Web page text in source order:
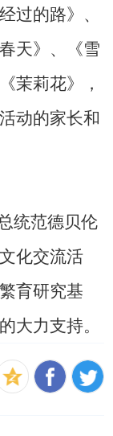
过的路》、
天》、《雪
茉莉花》，
动的家长和
范德贝伦
化交流活
育研究基
大力支持。